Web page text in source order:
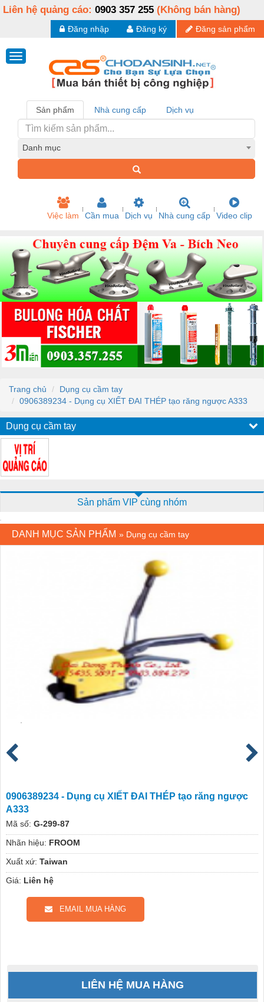
Liên hệ quảng cáo: 0903 357 255 (Không bán hàng)
Đăng sản phẩm
Đăng ký
Đăng nhập
Sản phẩm Nhà cung cấp Dịch vụ
Danh mục
Việc làm Cần mua Dịch vụ Nhà cung cấp Video clip
Trang chủ
Dụng cụ cầm tay
0906389234 - Dụng cụ XIẾT ĐAI THÉP tạo răng ngược A333
Dụng cụ cầm tay
Sản phẩm VIP cùng nhóm
DANH MỤC SẢN PHẨM » Dụng cụ cầm tay
0906389234 - Dụng cụ XIẾT ĐAI THÉP tạo răng ngược
A333
Mã số: G-299-87
Nhãn hiệu: FROOM
Xuất xứ: Taiwan
Giá: Liên hệ
EMAIL MUA HÀNG
LIÊN HỆ MUA HÀNG